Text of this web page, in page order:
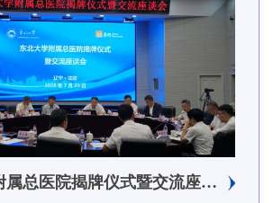
东北大学附属总医院揭牌仪式暨交流座谈会举行